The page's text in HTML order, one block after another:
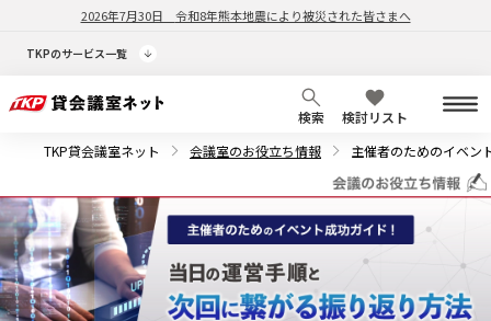
2026年7月30日 令和8年熊本地震により被災された皆さまへ
TKPのサービス一覧
検索
検討リスト
TKP貸会議室ネット
会議室のお役立ち情報 主催者のためのイベン